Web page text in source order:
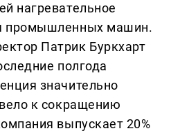
нагревательное
промышленных машин.
Патрик Буркхарт
полгода
значительно
к сокращению
выпускает 20%